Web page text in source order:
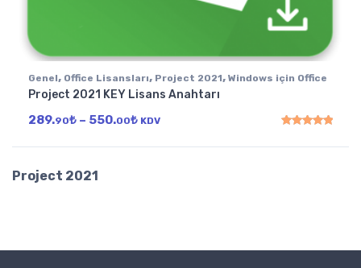
Genel, Office Lisansları, Project 2021, Windows için Office
Project 2021 KEY Lisans Anahtarı
289.90₺ – 550.00₺Fiyat aralığı: 289.90₺ - 550.00₺
KDV
5 üzerinden5.00
Project 2021